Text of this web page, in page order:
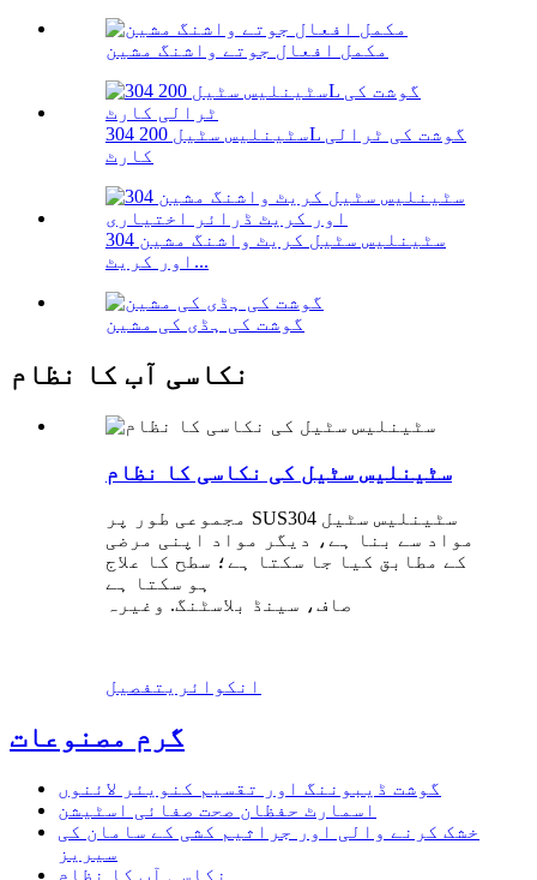
مکمل افعال جوتے واشنگ مشین
304 سٹینلیس سٹیل 200L گوشت کی ٹرالی
کارٹ
304 سٹینلیس سٹیل کریٹ واشنگ مشین
اور کریٹ...
گوشت کی ہڈی کی مشین
نکاسی آب کا نظام
سٹینلیس سٹیل کی نکاسی کا نظام
مجموعی طور پر SUS304 سٹینلیس سٹیل
مواد سے بنا ہے، دیگر مواد اپنی مرضی
کے مطابق کیا جا سکتا ہے؛ سطح کا علاج
ہو سکتا ہے
صاف، سینڈ بلاسٹنگ. وغیرہ
انکوائریتفصیل
گرم مصنوعات
گوشت ڈیبوننگ اور تقسیم کنویئر لائنوں
اسمارٹ حفظان صحت صفائی اسٹیشن
خشک کرنے والی اور جراثیم کشی کے سامان کی
سیریز
نکاسی آب کا نظام